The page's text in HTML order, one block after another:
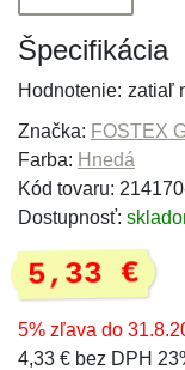
Špecifikácia
Hodnotenie: zatiaľ
Značka: FOSTEX
Farba: Hnedá
Kód tovaru:
Dostupnosť:
5,33 €
5% zľava do
4,33 € bez DPH